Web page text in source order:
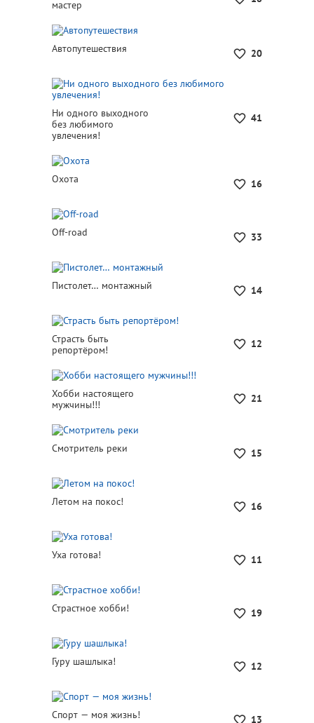
мастер
20
Автопутешествия
41
Ни одного выходного
без любимого
увлечения!
16
Охота
33
Off-road
14
Пистолет… монтажный
12
Страсть быть
репортёром!
21
Хобби настоящего
мужчины!!!
15
Смотритель реки
16
Летом на покос!
11
Уха готова!
19
Страстное хобби!
12
Гуру шашлыка!
13
Спорт — моя жизнь!